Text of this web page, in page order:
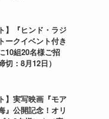
】『ヒンド・ラジ
ークイベント付き
10組20名様ご招
：8月12日）
】実写映画『モア
』公開記念！オリ